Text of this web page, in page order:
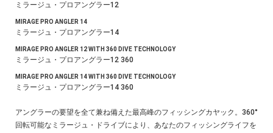
ミラージュ・プロアングラー12
MIRAGE PRO ANGLER 14
ミラージュ・プロアングラー14
MIRAGE PRO ANGLER 12 WITH 360 DIVE TECHNOLOGY
ミラージュ・プロアングラー12 360
MIRAGE PRO ANGLER 14 WITH 360 DIVE TECHNOLOGY
ミラージュ・プロアングラー14 360
アングラーの要望を全て兼ね備えた最高峰のフィッシングカヤック。360°
回転可能なミラージュ・ドライブにより、あなたのフィッシングライフを